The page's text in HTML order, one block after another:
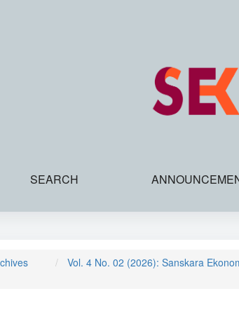
SEARCH
Vol. 4 No. 02 (2026): Sanskara